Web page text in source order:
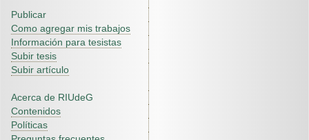
Publicar
Como agregar mis trabajos
Información para tesistas
Subir tesis
Subir artículo
Acerca de RIUdeG
Contenidos
Políticas